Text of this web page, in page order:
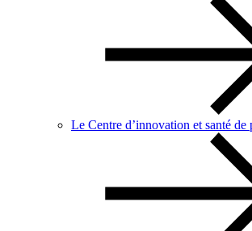
Le Centre d’innovation et santé de